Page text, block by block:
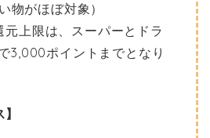
物がほぼ対象）
元上限は、スーパーとドラ
3,000ポイントまでとなり